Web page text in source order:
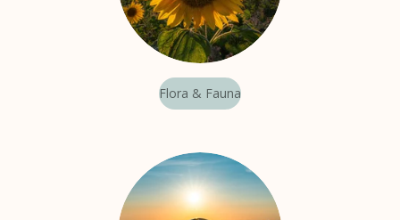
Flora & Fauna